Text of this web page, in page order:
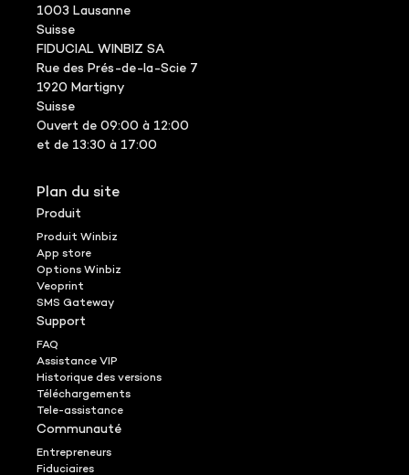
1003 Lausanne
Suisse
FIDUCIAL WINBIZ SA
Rue des Prés-de-la-Scie 7
1920 Martigny
Suisse
Ouvert de 09:00 à 12:00
et de 13:30 à 17:00
Plan du site
Produit
Produit Winbiz
App store
Options Winbiz
Veoprint
SMS Gateway
Support
FAQ
Assistance VIP
Historique des versions
Téléchargements
Tele-assistance
Communauté
Entrepreneurs
Fiduciaires